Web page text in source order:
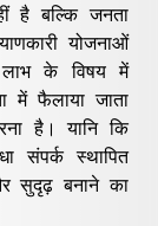
है बल्कि जनता
योजनाओं
के विषय में
में फैलाया जाता
है। यानि कि
संपर्क स्थापित
सुदृढ़ बनाने का